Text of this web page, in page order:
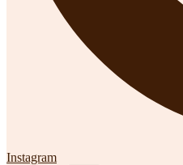
Instagram